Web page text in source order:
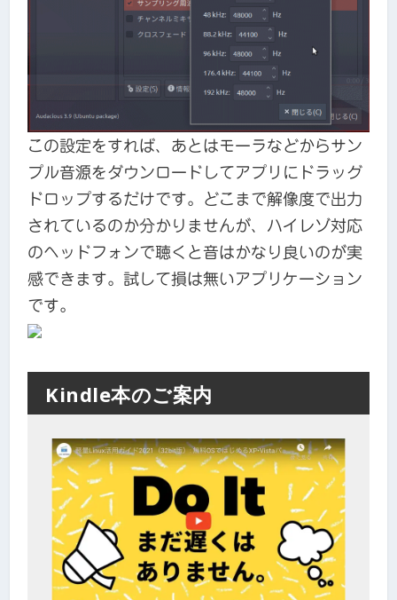
この設定をすれば、あとはモーラなどからサン
プル音源をダウンロードしてアプリにドラッグ
ドロップするだけです。どこまで解像度で出力
されているのか分かりませんが、ハイレゾ対応
のヘッドフォンで聴くと音はかなり良いのが実
感できます。試して損は無いアプリケーション
です。
Kindle本のご案内